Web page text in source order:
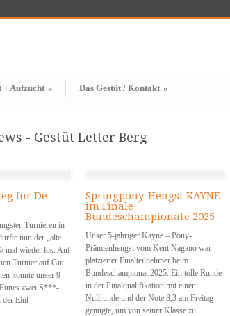
+ Aufzucht » Das Gestüt / Kontakt »
- Gestüt Letter Berg
für De
Turnieren in
nun der „alte
mal wieder los. Auf
Turnier auf Gut
konnte unser 9-
zwei S***-
der Einl
Springpony-Hengst KAYNE
im Finale
Bundeschampionate 2025
Unser 5-jähriger Kayne – Pony-
Prämienhengst vom Kent Nagano war
platzierter Finalteilnehmer beim
Bundeschampionat 2025. Ein tolle Runde
in der Finalqualifikation mit einer
Nullrunde und der Note 8,3 am Freitag
genügte, um von seiner Klasse zu